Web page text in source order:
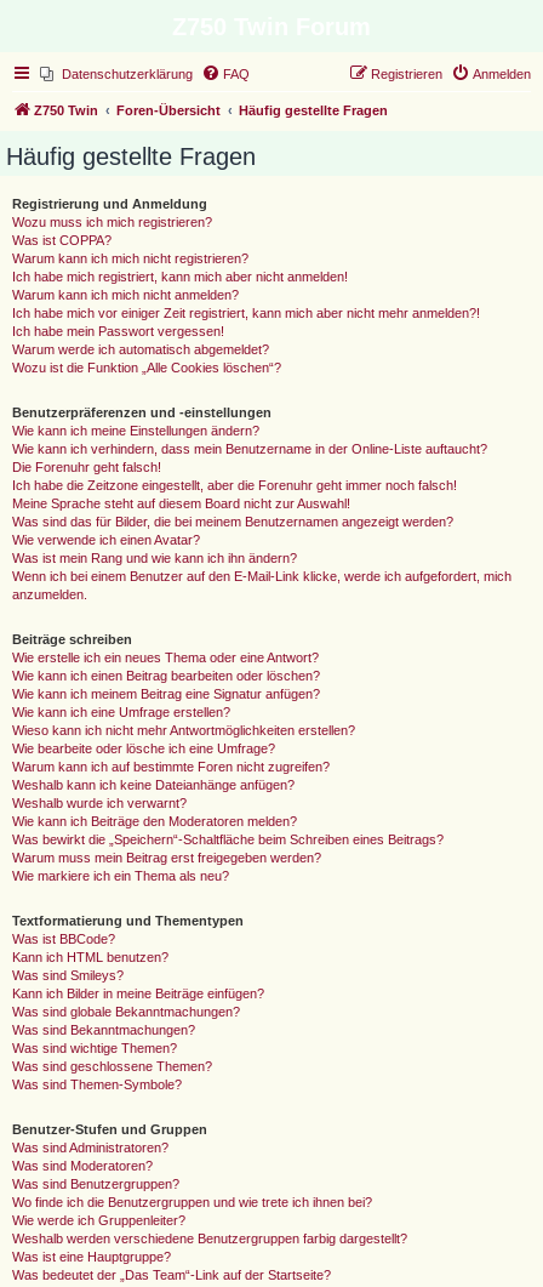
Datenschutzerklärung FAQ Anmelden
Registrieren
Z750 Twin Foren-Übersicht Häufig gestellte Fragen
Häufig gestellte Fragen
Registrierung und Anmeldung
Wozu muss ich mich registrieren?
Was ist COPPA?
Warum kann ich mich nicht registrieren?
Ich habe mich registriert, kann mich aber nicht anmelden!
Warum kann ich mich nicht anmelden?
Ich habe mich vor einiger Zeit registriert, kann mich aber nicht mehr anmelden?!
Ich habe mein Passwort vergessen!
Warum werde ich automatisch abgemeldet?
Wozu ist die Funktion „Alle Cookies löschen“?
Benutzerpräferenzen und -einstellungen
Wie kann ich meine Einstellungen ändern?
Wie kann ich verhindern, dass mein Benutzername in der Online-Liste auftaucht?
Die Forenuhr geht falsch!
Ich habe die Zeitzone eingestellt, aber die Forenuhr geht immer noch falsch!
Meine Sprache steht auf diesem Board nicht zur Auswahl!
Was sind das für Bilder, die bei meinem Benutzernamen angezeigt werden?
Wie verwende ich einen Avatar?
Was ist mein Rang und wie kann ich ihn ändern?
Wenn ich bei einem Benutzer auf den E-Mail-Link klicke, werde ich aufgefordert, mich
anzumelden.
Beiträge schreiben
Wie erstelle ich ein neues Thema oder eine Antwort?
Wie kann ich einen Beitrag bearbeiten oder löschen?
Wie kann ich meinem Beitrag eine Signatur anfügen?
Wie kann ich eine Umfrage erstellen?
Wieso kann ich nicht mehr Antwortmöglichkeiten erstellen?
Wie bearbeite oder lösche ich eine Umfrage?
Warum kann ich auf bestimmte Foren nicht zugreifen?
Weshalb kann ich keine Dateianhänge anfügen?
Weshalb wurde ich verwarnt?
Wie kann ich Beiträge den Moderatoren melden?
Was bewirkt die „Speichern“-Schaltfläche beim Schreiben eines Beitrags?
Warum muss mein Beitrag erst freigegeben werden?
Wie markiere ich ein Thema als neu?
Textformatierung und Thementypen
Was ist BBCode?
Kann ich HTML benutzen?
Was sind Smileys?
Kann ich Bilder in meine Beiträge einfügen?
Was sind globale Bekanntmachungen?
Was sind Bekanntmachungen?
Was sind wichtige Themen?
Was sind geschlossene Themen?
Was sind Themen-Symbole?
Benutzer-Stufen und Gruppen
Was sind Administratoren?
Was sind Moderatoren?
Was sind Benutzergruppen?
Wo finde ich die Benutzergruppen und wie trete ich ihnen bei?
Wie werde ich Gruppenleiter?
Weshalb werden verschiedene Benutzergruppen farbig dargestellt?
Was ist eine Hauptgruppe?
Was bedeutet der „Das Team“-Link auf der Startseite?